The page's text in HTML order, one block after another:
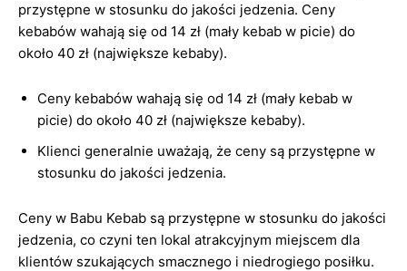
przystępne w stosunku do jakości jedzenia. Ceny
kebabów wahają się od 14 zł (mały kebab w picie) do
około 40 zł (największe kebaby).
Ceny kebabów wahają się od 14 zł (mały kebab w
picie) do około 40 zł (największe kebaby).
Klienci generalnie uważają, że ceny są przystępne w
stosunku do jakości jedzenia.
Ceny w Babu Kebab są przystępne w stosunku do jakości
jedzenia, co czyni ten lokal atrakcyjnym miejscem dla
klientów szukających smacznego i niedrogiego posiłku.